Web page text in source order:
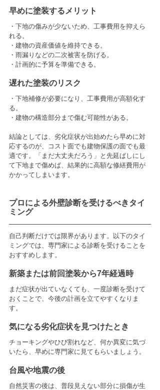
早めに塗装するメリット
・下地の傷みが少ないため、工事費用を抑えら
れる。
・建物の資産価値を維持できる。
・雨漏りなどの二次被害を防げる。
・計画的に予算を準備できる。
遅れた塗装のリスク
・下地補修が必要になり、工事費用が高額化す
る。
・建物の構造部分まで傷む可能性がある。
結論としては、劣化症状が出始めたら早めに対
応するのが、コスト面でも建物保護の面でも最
適です。「まだ大丈夫だろう」と先延ばしにし
て下地まで傷めば、結果的に高額な修繕費用が
かかってしまいます。
プロによる外壁診断を受けるべきタイ
ミング
自己判断だけでは限界があります。以下のタイ
ミングでは、専門家による診断を受けることを
おすすめします。
新築または前回塗装から7年経過時
まだ症状が出ていなくても、一度診断を受けて
おくことで、今後の計画を立てやすくなりま
す。
気になる劣化症状を見つけたとき
チョーキングやひび割れなど、何か異変に気づ
いたら、早めに専門家に見てもらいましょう。
台風や地震の後
自然災害の後は、普段見えない部分に損傷が生